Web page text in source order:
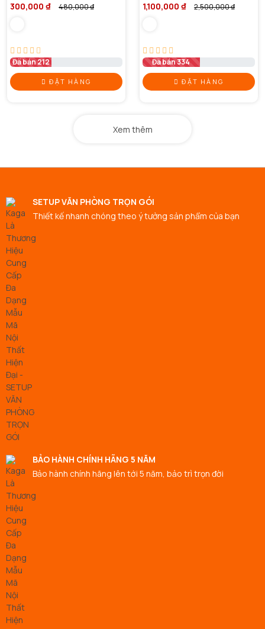
300,000 ₫ 480,000 ₫
Đã bán 212
ĐẶT HÀNG
1,100,000 ₫ 2,500,000 ₫
Đã bán 334
ĐẶT HÀNG
Xem thêm
SETUP VĂN PHÒNG TRỌN GÓI
Thiết kế nhanh chóng theo ý tưởng sản phẩm của bạn
BẢO HÀNH CHÍNH HÃNG 5 NĂM
Bảo hành chính hãng lên tới 5 năm, bảo trì trọn đời